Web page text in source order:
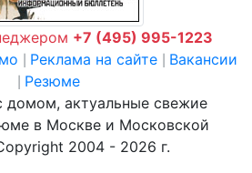
+7 (495) 995-1223
Реклама на сайте Вакансии
Резюме
домом, актуальные свежие
в Москве и Московской
2004 - 2026 г.